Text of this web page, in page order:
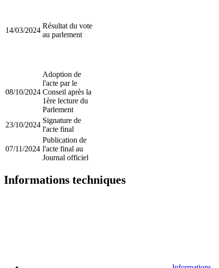
14/03/2024
Résultat du vote
au parlement
08/10/2024
Adoption de
l'acte par le
Conseil après la
1ère lecture du
Parlement
23/10/2024
Signature de
l'acte final
07/11/2024
Publication de
l'acte final au
Journal officiel
Informations techniques